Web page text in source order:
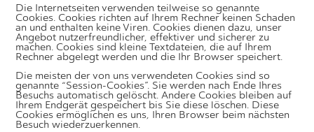
Die Internetseiten verwenden teilweise so genannte
Cookies. Cookies richten auf Ihrem Rechner keinen Schaden
an und enthalten keine Viren. Cookies dienen dazu, unser
Angebot nutzerfreundlicher, effektiver und sicherer zu
machen. Cookies sind kleine Textdateien, die auf Ihrem
Rechner abgelegt werden und die Ihr Browser speichert.
Die meisten der von uns verwendeten Cookies sind so
genannte “Session-Cookies”. Sie werden nach Ende Ihres
Besuchs automatisch gelöscht. Andere Cookies bleiben auf
Ihrem Endgerät gespeichert bis Sie diese löschen. Diese
Cookies ermöglichen es uns, Ihren Browser beim nächsten
Besuch wiederzuerkennen.